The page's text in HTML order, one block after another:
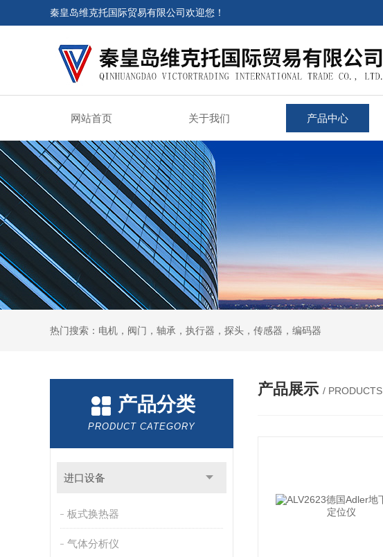
秦皇岛维克托国际贸易有限公司欢迎您！
网站首页 关于我们 产品中心
热门搜索：电机，阀门，轴承，执行器，探头，传感器，编码器
产品分类
PRODUCT CATEGORY
进口设备
板式换热器
气体分析仪
产品展示 / PRODUCTS